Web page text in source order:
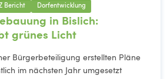
Bericht Dorfentwicklung
in Bislich:
grünes Licht
Bürgerbeteiligung erstellten Pläne
im nächsten Jahr umgesetzt